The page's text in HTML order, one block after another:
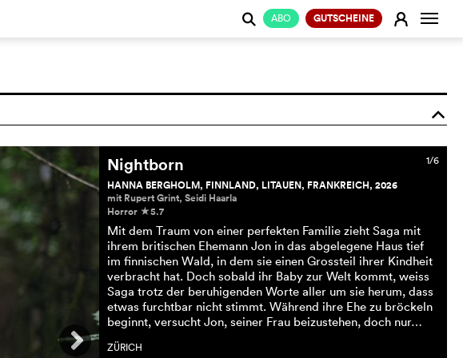
ABO GUTSCHEINE E
j
o
1/6
Nightborn
HANNA BERGHOLM, FINNLAND, LITAUEN, FRANKREICH, 2026
mit Rupert Grint, Seidi Haarla
Horror c5.7
Mit dem Traum von einer perfekten Familie zieht Saga mit
ihrem britischen Ehemann Jon in das abgelegene Haus tief
im finnischen Wald, in dem sie einen Grossteil ihrer Kindheit
verbracht hat. Doch sobald ihr Baby zur Welt kommt, weiss
Saga trotz der beruhigenden Worte aller um sie herum, dass
etwas furchtbar nicht stimmt. Während ihre Ehe zu bröckeln
beginnt, versucht Jon, seiner Frau beizustehen, doch nur…
ZÜRICH